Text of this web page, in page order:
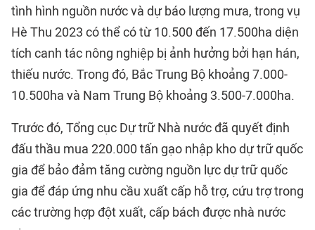
tình hình nguồn nước và dự báo lượng mưa, trong vụ
Hè Thu 2023 có thể có từ 10.500 đến 17.500ha diện
tích canh tác nông nghiệp bị ảnh hưởng bởi hạn hán,
thiếu nước. Trong đó, Bắc Trung Bộ khoảng 7.000-
10.500ha và Nam Trung Bộ khoảng 3.500-7.000ha.
Trước đó, Tổng cục Dự trữ Nhà nước đã quyết định
đấu thầu mua 220.000 tấn gạo nhập kho dự trữ quốc
gia để bảo đảm tăng cường nguồn lực dự trữ quốc
gia để đáp ứng nhu cầu xuất cấp hỗ trợ, cứu trợ trong
các trường hợp đột xuất, cấp bách được nhà nước